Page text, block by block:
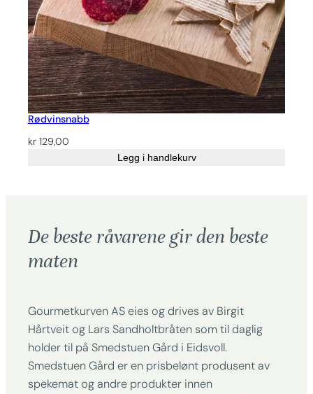
Rødvinsnabb
kr129,00
Legg i handlekurv
De beste råvarene gir den beste
maten
Gourmetkurven AS eies og drives av Birgit
Hårtveit og Lars Sandholtbråten som til daglig
holder til på Smedstuen Gård i Eidsvoll.
Smedstuen Gård er en prisbelønt produsent av
spekemat og andre produkter innen